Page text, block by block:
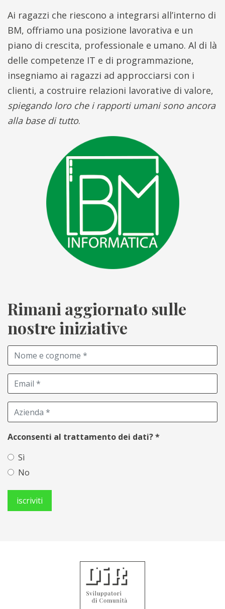
Ai ragazzi che riescono a integrarsi all’interno di
BM, offriamo una posizione lavorativa e un
piano di crescita, professionale e umano. Al di là
delle competenze IT e di programmazione,
insegniamo ai ragazzi ad approcciarsi con i
clienti, a costruire relazioni lavorative di valore,
spiegando loro che i rapporti umani sono ancora
alla base di tutto.
Rimani aggiornato sulle
nostre iniziative
Acconsenti al trattamento dei dati?*
Sì
No